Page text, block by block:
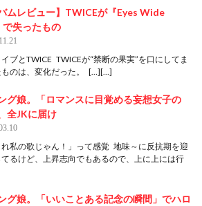
バムレビュー】TWICEが『Eyes Wide
失ったもの
ブとTWICE TWICEが“禁断の果実”を口にしてま
ものは、変化だった。 […][…]
グ娘。「ロマンスに目覚める妄想女子の
全JKに届け
れ私の歌じゃん！」って感覚 地味～に反抗期を迎
てるけど、上昇志向でもあるので、上に上には行
グ娘。「いいことある記念の瞬間」でハロ